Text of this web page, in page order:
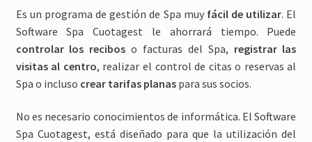
hijo
Contactar
Es un programa de gestión de Spa muy fácil de utilizar. El
Software Spa Cuotagest le ahorrará tiempo. Puede
controlar los recibos o facturas del Spa, registrar las
visitas al centro, realizar el control de citas o reservas al
Spa o incluso crear tarifas planaspara sus socios.
No es necesario conocimientos de informática. El Software
Spa Cuotagest, está diseñado para que la utilización del